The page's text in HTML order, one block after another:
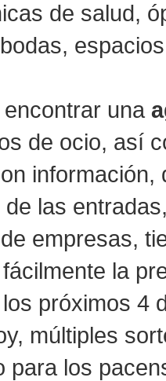
de salud,
encontrar una
de ocio, así
información,
de las
de empresas,
la
próximos 4
múltiples
para los